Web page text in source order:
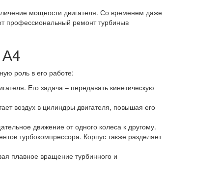
мощности двигателя. Со временем даже
профессиональный ремонт турбиныв
роль в его работе:
Его задача – передавать кинетическую
воздух в цилиндры двигателя, повышая его
движение от одного колеса к другому.
турбокомпрессора. Корпус также разделяет
плавное вращение турбинного и